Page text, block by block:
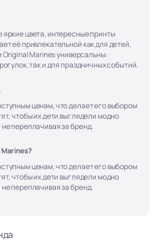
цвета, интересные принты
её привлекательной как для детей,
Original Marines универсальны:
так и для праздничных событий.
ценам, что делает его выбором
чтобы их дети выглядели модно
переплачивая за бренд.
ценам, что делает его выбором
чтобы их дети выглядели модно
переплачивая за бренд.